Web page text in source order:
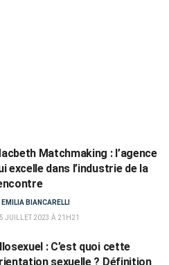
Matchmaking : l’agence
excelle dans l’industrie de la
EMILIA BIANCARELLI
5 JUILLET 2023 À 21H21
: C’est quoi cette
sexuelle ? Définition